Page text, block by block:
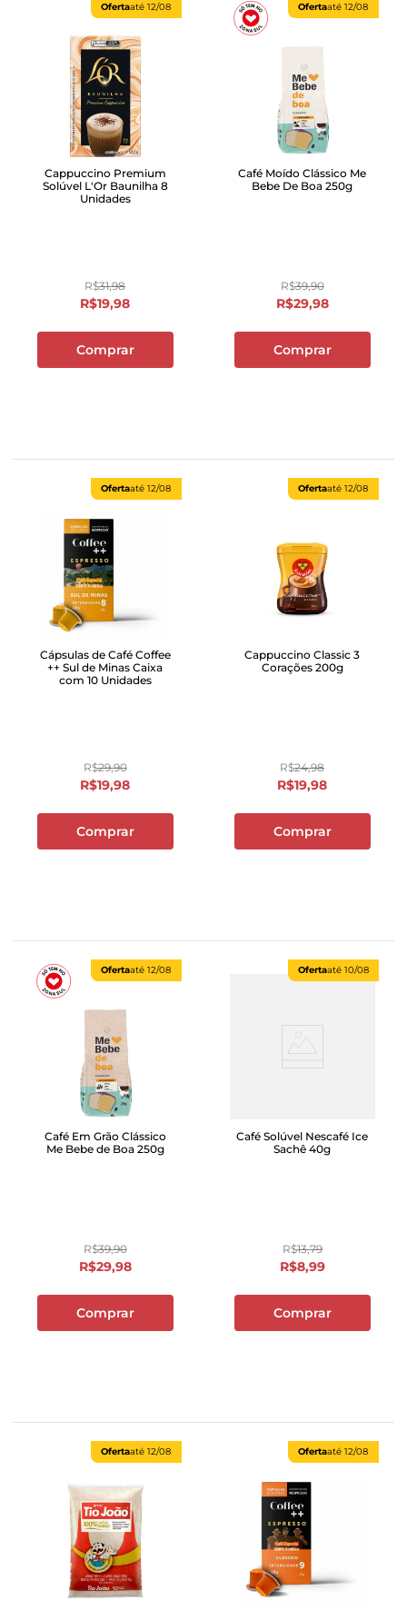
Ofertaaté 12/08
Cappuccino Premium
Solúvel L'Or Baunilha 8
Unidades
R$31,98
R$19,98
Comprar
Ofertaaté 12/08
Café Moído Clássico Me
Bebe De Boa 250g
R$39,90
R$29,98
Comprar
Ofertaaté 12/08
Cápsulas de Café Coffee
++ Sul de Minas Caixa
com 10 Unidades
R$29,90
R$19,98
Comprar
Ofertaaté 12/08
Cappuccino Classic 3
Corações 200g
R$24,98
R$19,98
Comprar
Ofertaaté 12/08
Café Em Grão Clássico
Me Bebe de Boa 250g
R$39,90
R$29,98
Comprar
Ofertaaté 10/08
Café Solúvel Nescafé Ice
Sachê 40g
R$13,79
R$8,99
Comprar
Ofertaaté 12/08 Ofertaaté 12/08